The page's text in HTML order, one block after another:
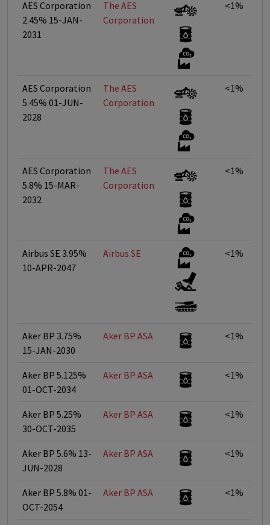
AES Corporation
2.45% 15-JAN-
2031
The AES
Corporation
<1%
AES Corporation
5.45% 01-JUN-
2028
The AES
Corporation
<1%
AES Corporation
5.8% 15-MAR-
2032
The AES
Corporation
<1%
Airbus SE 3.95%
10-APR-2047
Airbus SE <1%
Aker BP 3.75%
15-JAN-2030
Aker BP ASA <1%
Aker BP 5.125%
01-OCT-2034
Aker BP ASA <1%
Aker BP 5.25%
30-OCT-2035
Aker BP ASA <1%
Aker BP 5.6% 13-
JUN-2028
Aker BP ASA <1%
Aker BP 5.8% 01-
OCT-2054
Aker BP ASA <1%